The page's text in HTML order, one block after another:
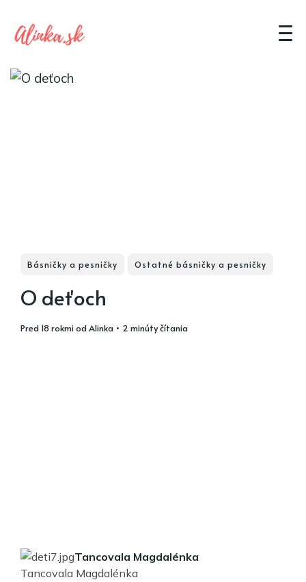
Básničky a pesničky Ostatné básničky a pesničky
O deťoch
pred 18 rokmiodAlinka • 2 minúty čítania
Tancovala Magdalénka
Tancovala Magdalénka